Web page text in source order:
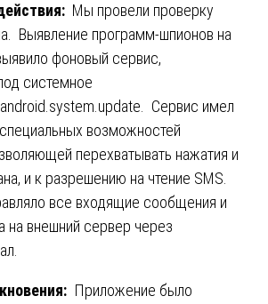
Мы провели проверку
Выявление программ-шпионов на
фоновый сервис,
системное
Сервис имел
возможностей
перехватывать нажатия и
и к разрешению на чтение SMS.
все входящие сообщения и
на внешний сервер через
Приложение было